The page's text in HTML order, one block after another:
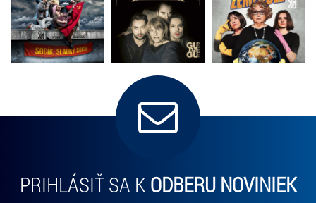
PRIHLÁSIŤ SA K ODBERU NOVINIEK